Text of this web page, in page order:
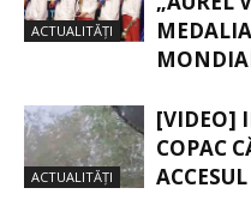
ACTUALITĂȚI
ACTUALITĂȚI
[VIDEO]
COPAC